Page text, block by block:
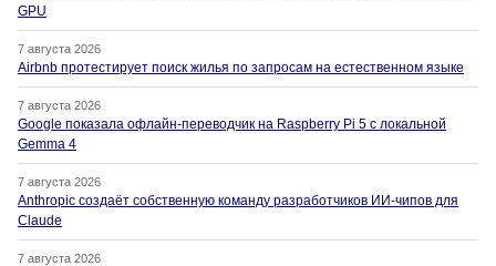
GPU
7 августа 2026
Airbnb протестирует поиск жилья по запросам на естественном языке
7 августа 2026
Google показала офлайн-переводчик на Raspberry Pi 5 с локальной
Gemma 4
7 августа 2026
Anthropic создаёт собственную команду разработчиков ИИ-чипов для
Claude
7 августа 2026